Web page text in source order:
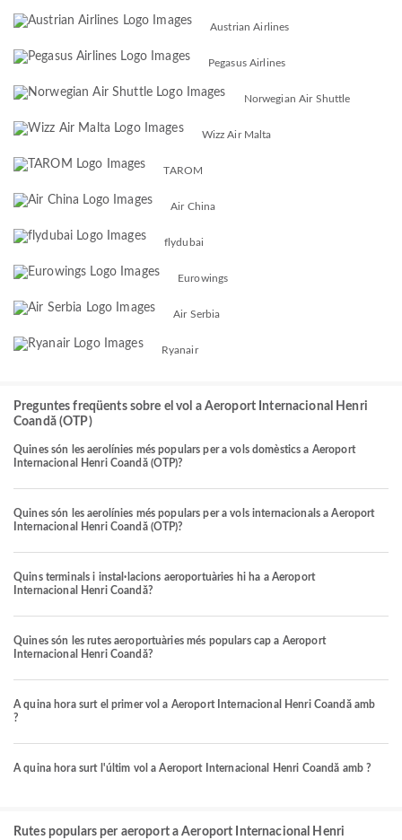
Austrian Airlines
Pegasus Airlines
Norwegian Air Shuttle
Wizz Air Malta
TAROM
Air China
flydubai
Eurowings
Air Serbia
Ryanair
Preguntes freqüents sobre el vol a Aeroport Internacional Henri
Coandă (OTP)
Quines són les aerolínies més populars per a vols domèstics a Aeroport
Internacional Henri Coandă (OTP)?
Quines són les aerolínies més populars per a vols internacionals a Aeroport
Internacional Henri Coandă (OTP)?
Quins terminals i instal·lacions aeroportuàries hi ha a Aeroport
Internacional Henri Coandă?
Quines són les rutes aeroportuàries més populars cap a Aeroport
Internacional Henri Coandă?
A quina hora surt el primer vol a Aeroport Internacional Henri Coandă amb
?
A quina hora surt l'últim vol a Aeroport Internacional Henri Coandă amb ?
Rutes populars per aeroport a Aeroport Internacional Henri